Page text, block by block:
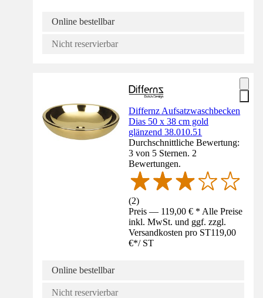
Online bestellbar
Nicht reservierbar
Differnz Aufsatzwaschbecken
Dias 50 x 38 cm gold
glänzend 38.010.51
Durchschnittliche Bewertung:
3 von 5 Sternen. 2
Bewertungen.
(2)
Preis — 119,00 € * Alle Preise
inkl. MwSt. und ggf. zzgl.
Versandkosten pro ST119,00
€*/ ST
Online bestellbar
Nicht reservierbar